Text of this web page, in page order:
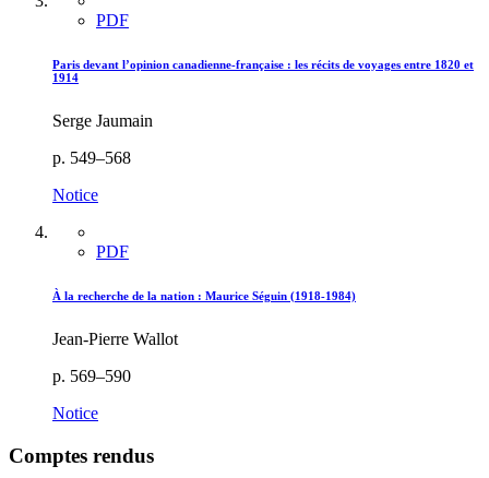
PDF
Paris devant l’opinion canadienne-française : les récits de voyages entre 1820 et
1914
Serge Jaumain
p. 549–568
Notice
PDF
À la recherche de la nation : Maurice Séguin (1918-1984)
Jean-Pierre Wallot
p. 569–590
Notice
Comptes rendus